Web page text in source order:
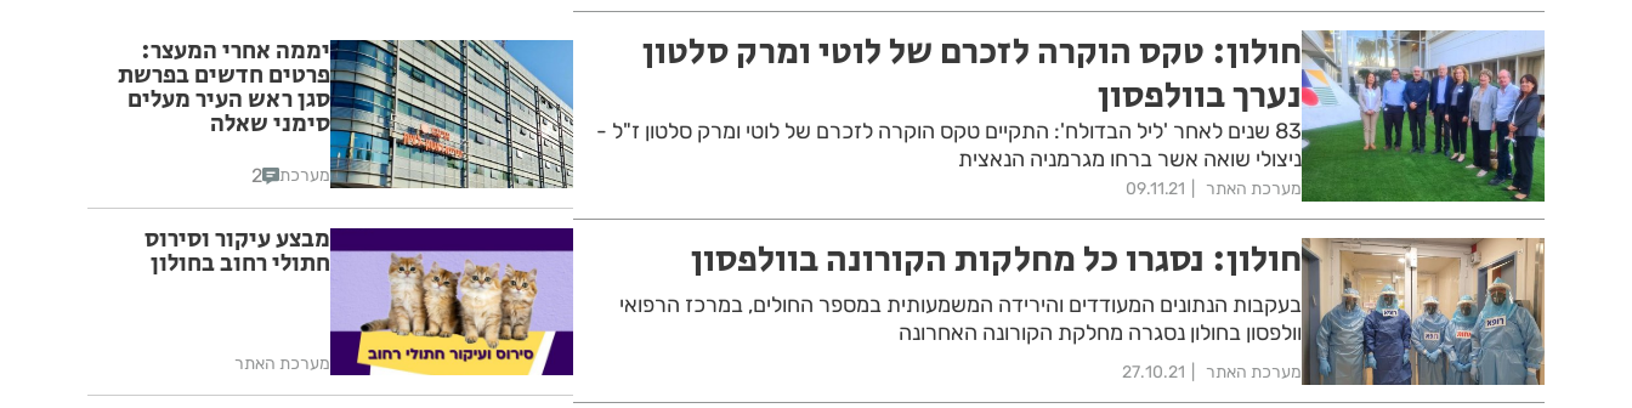
חולון: טקס הוקרה לזכרם של לוטי ומרק סלטון
נערך בוולפסון
83 שנים לאחר 'ליל הבדולח': התקיים טקס הוקרה לזכרם של לוטי ומרק סלטון ז"ל -
ניצולי שואה אשר ברחו מגרמניה הנאצית
מערכת האתר 09.11.21
חולון: נסגרו כל מחלקות הקורונה בוולפסון
בעקבות הנתונים המעודדים והירידה המשמעותית במספר החולים, במרכז הרפואי
וולפסון בחולון נסגרה מחלקת הקורונה האחרונה
מערכת האתר 27.10.21
יממה אחרי המעצר:
פרטים חדשים בפרשת
סגן ראש העיר מעלים
סימני שאלה
מערכת 2
מבצע עיקור וסירוס
חתולי רחוב בחולון
מערכת האתר